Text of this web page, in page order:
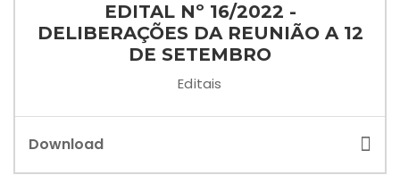
EDITAL Nº 16/2022 -
DELIBERAÇÕES DA REUNIÃO A 12
DE SETEMBRO
Editais
Download